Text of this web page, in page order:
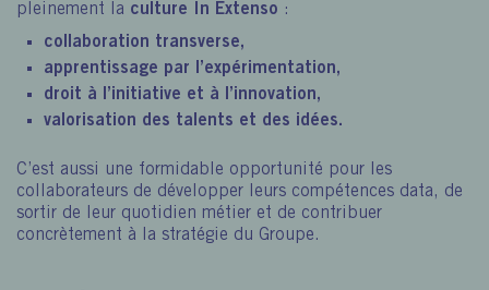
pleinement la culture In Extenso :
collaboration transverse,
apprentissage par l’expérimentation,
droit à l’initiative et à l’innovation,
valorisation des talents et des idées.
C’est aussi une formidable opportunité pour les
collaborateurs de développer leurs compétences data, de
sortir de leur quotidien métier et de contribuer
concrètement à la stratégie du Groupe.